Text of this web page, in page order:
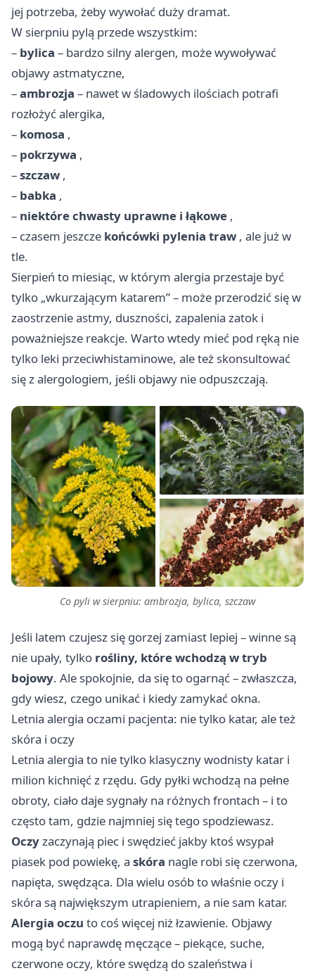
jej potrzeba, żeby wywołać duży dramat.
W sierpniu pylą przede wszystkim:
– bylica – bardzo silny alergen, może wywoływać
objawy astmatyczne,
–ambrozja – nawet w śladowych ilościach potrafi
rozłożyć alergika,
– komosa ,
– pokrzywa ,
–szczaw ,
– babka ,
– niektóre chwasty uprawne i łąkowe ,
– czasem jeszcze końcówki pylenia traw , ale już w
tle.
Sierpień to miesiąc, w którym alergia przestaje być
tylko „wkurzającym katarem” – może przerodzić się w
zaostrzenie astmy, duszności, zapalenia zatok i
poważniejsze reakcje. Warto wtedy mieć pod ręką nie
tylko leki przeciwhistaminowe, ale też skonsultować
się z alergologiem, jeśli objawy nie odpuszczają.
Co pyli w sierpniu: ambrozja, bylica, szczaw
Jeśli latem czujesz się gorzej zamiast lepiej – winne są
nie upały, tylko rośliny, które wchodzą w tryb
bojowy. Ale spokojnie, da się to ogarnąć – zwłaszcza,
gdy wiesz, czego unikać i kiedy zamykać okna.
Letnia alergia oczami pacjenta: nie tylko katar, ale też
skóra i oczy
Letnia alergia to nie tylko klasyczny wodnisty katar i
milion kichnięć z rzędu. Gdy pyłki wchodzą na pełne
obroty, ciało daje sygnały na różnych frontach – i to
często tam, gdzie najmniej się tego spodziewasz.
Oczyzaczynają piec i swędzieć jakby ktoś wsypał
piasek pod powiekę, a skóra nagle robi się czerwona,
napięta, swędząca. Dla wielu osób to właśnie oczy i
skóra są największym utrapieniem, a nie sam katar.
Alergia oczu to coś więcej niż łzawienie. Objawy
mogą być naprawdę męczące – piekące, suche,
czerwone oczy, które swędzą do szaleństwa i